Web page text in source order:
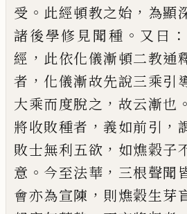
受 。 此經頓教之始 ， 為顯
諸後學修見聞種 。 又曰 ：
經 ， 此依化儀漸頓二教通
者 ，化儀漸故先說三乘引
大乘而度脫之 ， 故云漸也 。
將收敗種者 ， 義如前引 ，
敗士無利五欲 ， 如燋糓子
意 。 今至法華 ， 三根聲聞
會亦為宣陳 ， 則燋糓生芽